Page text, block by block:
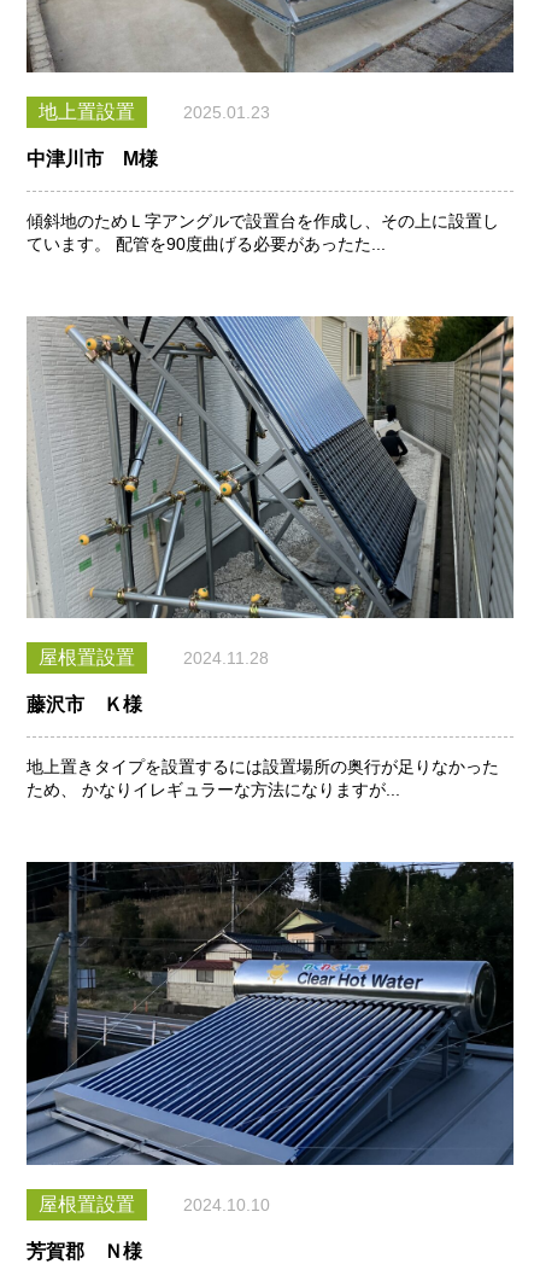
地上置設置 2025.01.23
中津川市 M様
傾斜地のためＬ字アングルで設置台を作成し、その上に設置し
ています。 配管を90度曲げる必要があったた...
屋根置設置 2024.11.28
藤沢市 Ｋ様
地上置きタイプを設置するには設置場所の奥行が足りなかった
ため、 かなりイレギュラーな方法になりますが...
屋根置設置 2024.10.10
芳賀郡 Ｎ様